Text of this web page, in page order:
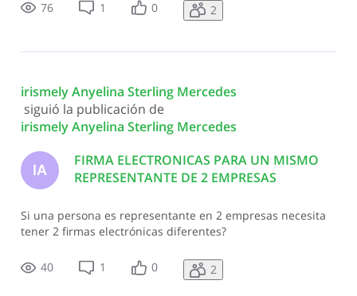
del 15%, por lo que los servicios que
76 1 0 2
irismely Anyelina Sterling Mercedes
siguió la publicación de
irismely Anyelina Sterling Mercedes
IA
FIRMA ELECTRONICAS PARA UN MISMO
REPRESENTANTE DE 2 EMPRESAS
Si una persona es representante en 2 empresas necesita
tener 2 firmas electrónicas diferentes?
40 1 0 2